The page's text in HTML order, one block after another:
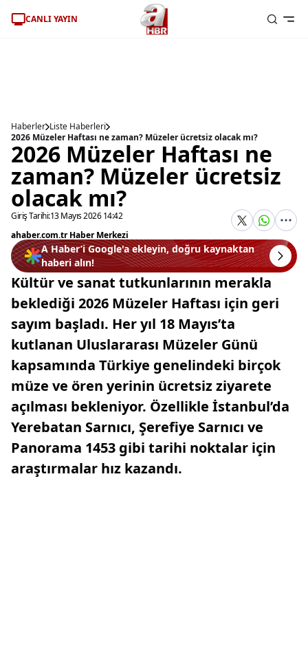
CANLI YAYIN
Haberler Liste Haberleri
2026 Müzeler Haftası ne zaman? Müzeler ücretsiz olacak mı?
2026 Müzeler Haftası ne
zaman? Müzeler ücretsiz
olacak mı?
Giriş Tarihi:13 Mayıs 2026 14:42
ahaber.com.tr Haber Merkezi
A Haber’i Google'a ekleyin, doğru kaynaktan
haberi alın!
Kültür ve sanat tutkunlarının merakla
beklediği 2026 Müzeler Haftası için geri
sayım başladı. Her yıl 18 Mayıs’ta
kutlanan Uluslararası Müzeler Günü
kapsamında Türkiye genelindeki birçok
müze ve ören yerinin ücretsiz ziyarete
açılması bekleniyor. Özellikle İstanbul’da
Yerebatan Sarnıcı, Şerefiye Sarnıcı ve
Panorama 1453 gibi tarihi noktalar için
araştırmalar hız kazandı.